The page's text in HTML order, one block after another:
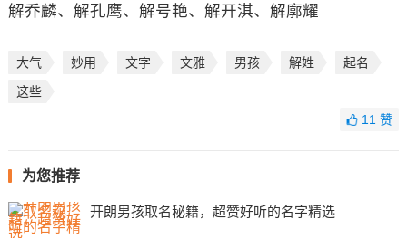
解乔麟、解孔鹰、解号艳、解开淇、解廓耀
大气 妙用 文字 文雅 男孩 解姓
起名
这些
11赞
为您推荐
开朗男孩取名秘籍，超赞好听的名字精选